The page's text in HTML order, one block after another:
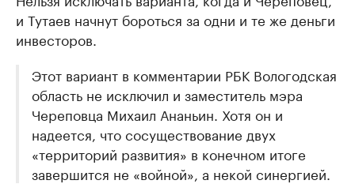
и Тутаев начнут бороться за одни и те же деньги
инвесторов.
Этот вариант в комментарии РБК Вологодская
область не исключил и заместитель мэра
Череповца Михаил Ананьин. Хотя он и
надеется, что сосуществование двух
«территорий развития» в конечном итоге
завершится не «войной», а некой синергией.